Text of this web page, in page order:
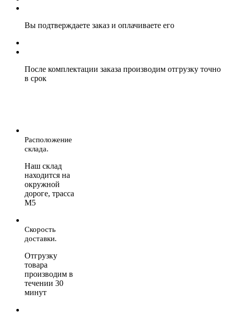
Вы подтверждаете заказ и оплачиваете его
После комплектации заказа производим отгрузку точно
в срок
Расположение
склада.
Наш склад
находится на
окружной
дороге, трасса
М5
Скорость
доставки.
Отгрузку
товара
производим в
течении 30
минут